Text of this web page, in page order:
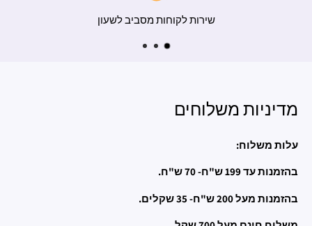
מדיניות משלוחים
עלות משלוח:
בהזמנות עד 199 ש"ח- 70 ש"ח.
בהזמנות מעל 200 ש"ח- 35 שקלים.